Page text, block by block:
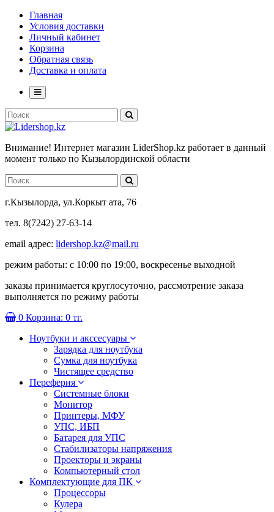
Главная
Условия доставки
Личный кабинет
Корзина
Обратная связь
Доставка и оплата
Внимание! Интернет магазин LiderShop.kz работает в данный
момент только по Кызылординской области
г.Кызылорда, ул.Коркыт ата, 76
тел. 8(7242) 27-63-14
email адрес: lidershop.kz@mail.ru
режим работы: с 10:00 по 19:00, воскресенье выходной
заказы принимается круглосуточно, рассмотрение заказа
выполняется по режиму работы
0 Корзина: 0 тг.
Ноутбуки и акссесуары
Зарядка для ноутбука
Сумка для ноутбука
Чистящее средство
Переферия
Системные блоки
Монитор
Принтеры, МФУ
УПС, ИБП
Батарея для УПС
Стабилизаторы напряжения
Проекторы и экраны
Компьютерный стол
Комплектующие для ПК
Процессоры
Кулера